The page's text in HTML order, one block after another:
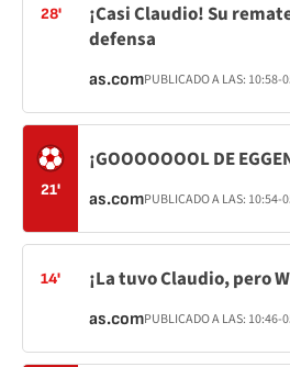
28'
¡Casi Claudio! Su
defensa
as.comPUBLICADO A LAS: 10:58-
21'
¡GOOOOOOOL DE
as.comPUBLICADO A LAS: 10:54-
14' ¡La tuvo Claudio, pero
as.comPUBLICADO A LAS: 10:46-